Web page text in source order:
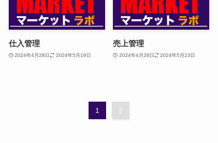
仕入管理
2024年4月28日 2024年5月19日
売上管理
2024年4月28日 2024年5月23日
1 2